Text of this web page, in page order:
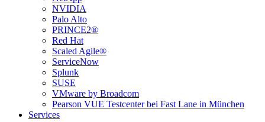
NVIDIA
Palo Alto
PRINCE2®
Red Hat
Scaled Agile®
ServiceNow
Splunk
SUSE
VMware by Broadcom
Pearson VUE Testcenter bei Fast Lane in München
Services